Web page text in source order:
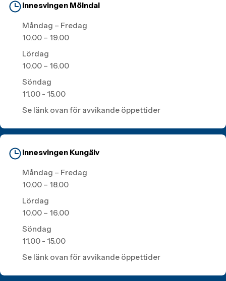
Innesvingen Mölndal
Måndag – Fredag
10.00 – 19.00
Lördag
10.00 – 16.00
Söndag
11.00 - 15.00
Se länk ovan för avvikande öppettider
Innesvingen Kungälv
Måndag – Fredag
10.00 – 18.00
Lördag
10.00 – 16.00
Söndag
11.00 - 15.00
Se länk ovan för avvikande öppettider